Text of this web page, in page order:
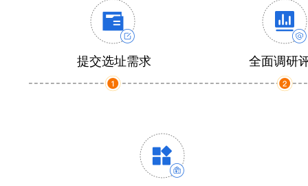
提交选址需求 全面调研